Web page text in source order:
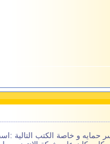
حمايه و خاصة الكتب التالية